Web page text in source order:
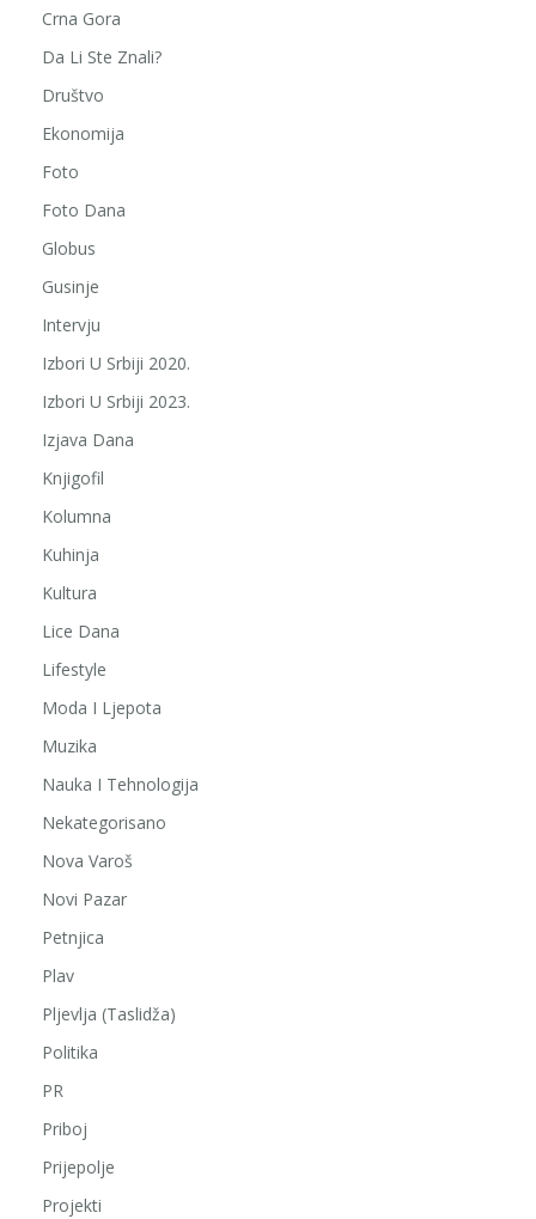
Crna Gora
Da Li Ste Znali?
Društvo
Ekonomija
Foto
Foto Dana
Globus
Gusinje
Intervju
Izbori U Srbiji 2020.
Izbori U Srbiji 2023.
Izjava Dana
Knjigofil
Kolumna
Kuhinja
Kultura
Lice Dana
Lifestyle
Moda I Ljepota
Muzika
Nauka I Tehnologija
Nekategorisano
Nova Varoš
Novi Pazar
Petnjica
Plav
Pljevlja (Taslidža)
Politika
PR
Priboj
Prijepolje
Projekti